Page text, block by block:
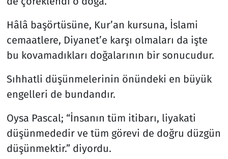
Hâlâ başörtüsüne, Kur’an kursuna, İslami
cemaatlere, Diyanet’e karşı olmaları da işte
bu kovamadıkları doğalarının bir sonucudur.
Sıhhatli düşünmelerinin önündeki en büyük
engelleri de bundandır.
Oysa Pascal; “İnsanın tüm itibarı, liyakati
düşünmededir ve tüm görevi de doğru düzgün
düşünmektir.” diyordu.